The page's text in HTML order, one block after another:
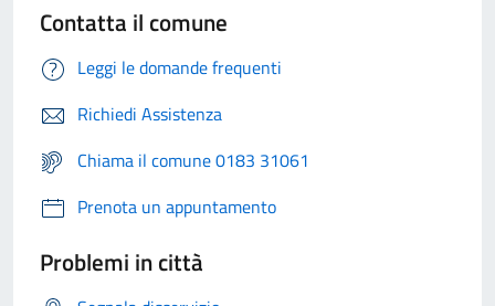
Contatta il comune
Leggi le domande frequenti
Richiedi Assistenza
Chiama il comune 0183 31061
Prenota un appuntamento
Problemi in città